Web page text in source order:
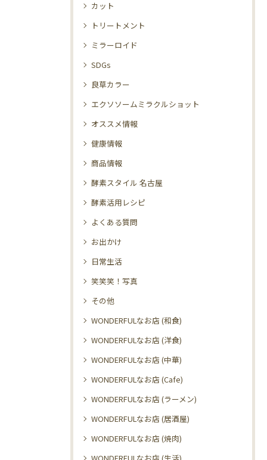
カット
トリートメント
ミラーロイド
SDGs
良草カラー
エクソソームミラクルショット
オススメ情報
健康情報
商品情報
酵素スタイル 名古屋
酵素活用レシピ
よくある質問
お出かけ
日常生活
笑笑笑！写真
その他
WONDERFULなお店 (和食)
WONDERFULなお店 (洋食)
WONDERFULなお店 (中華)
WONDERFULなお店 (Cafe)
WONDERFULなお店 (ラーメン)
WONDERFULなお店 (居酒屋)
WONDERFULなお店 (焼肉)